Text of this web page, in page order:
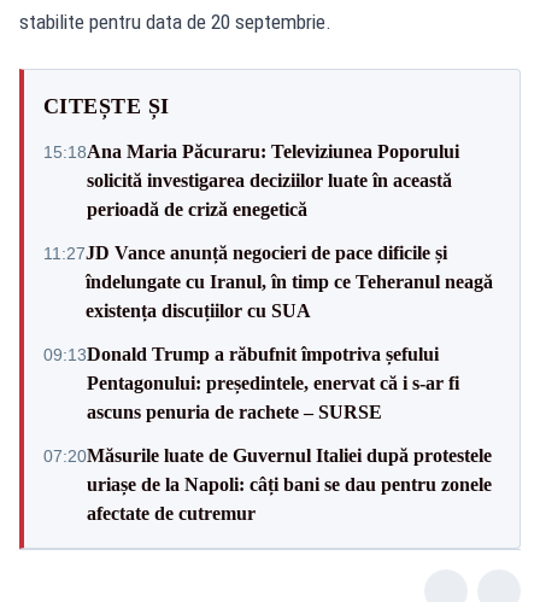
stabilite pentru data de 20 septembrie.
CITEȘTE ȘI
15:18Ana Maria Păcuraru: Televiziunea Poporului
solicită investigarea deciziilor luate în această
perioadă de criză enegetică
11:27JD Vance anunță negocieri de pace dificile și
îndelungate cu Iranul, în timp ce Teheranul neagă
existența discuțiilor cu SUA
09:13Donald Trump a răbufnit împotriva șefului
Pentagonului: președintele, enervat că i s-ar fi
ascuns penuria de rachete – SURSE
07:20Măsurile luate de Guvernul Italiei după protestele
uriașe de la Napoli: câți bani se dau pentru zonele
afectate de cutremur